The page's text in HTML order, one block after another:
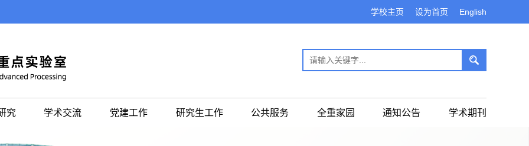
学校主页 设为首页 English
究 学术交流 党建工作 研究生工作 公共服务 全重家园 通知公告 学术期刊